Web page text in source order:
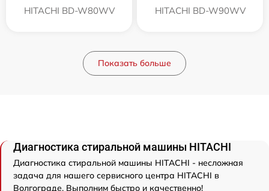
HITACHI BD-W80WV HITACHI BD-W90WV
Показать больше
Диагностика стиральной машины HITACHI
Диагностика стиральной машины HITACHI - несложная
задача для нашего сервисного центра HITACHI в
Волгограде. Выполним быстро и качественно!